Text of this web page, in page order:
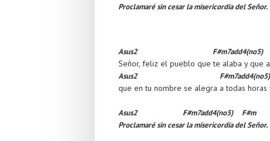
Proclamaré sin cesar la misericordia del Señor.
Asus2 F#m7add4(no5)
Señor, feliz el pueblo que te alaba y que a
Asus2 F#m7add4(no5)
que en tu nombre se alegra a todas
Asus2 F#m7add4(no5) F#m
Proclamaré sin cesar la misericordia del Señor.